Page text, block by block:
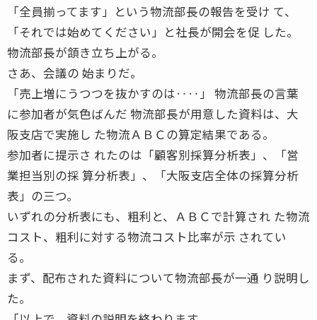
「全員揃ってます」という物流部長の報告を受け て、
「それでは始めてください」と社長が開会を促 した。
物流部長が頷き立ち上がる。
さあ、会議の 始まりだ。
「売上増にうつつを抜かすのは‥‥」 物流部長の言葉
に参加者が気色ばんだ 物流部長が用意した資料は、大
阪支店で実施し た物流ＡＢＣの算定結果である。
参加者に提示さ れたのは「顧客別採算分析表」、「営
業担当別の採 算分析表」、「大阪支店全体の採算分析
表」の三つ。
いずれの分析表にも、粗利と、ＡＢＣで計算され た物流
コスト、粗利に対する物流コスト比率が示 されてい
る。
まず、配布された資料について物流部長が一通 り説明し
た。